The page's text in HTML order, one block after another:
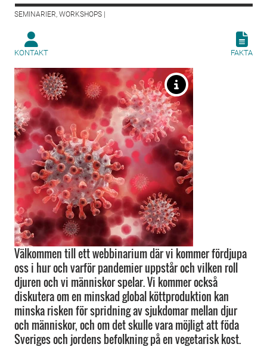
SEMINARIER, WORKSHOPS |
KONTAKT FAKTA
Välkommen till ett webbinarium där vi kommer fördjupa
oss i hur och varför pandemier uppstår och vilken roll
djuren och vi människor spelar. Vi kommer också
diskutera om en minskad global köttproduktion kan
minska risken för spridning av sjukdomar mellan djur
och människor, och om det skulle vara möjligt att föda
Sveriges och jordens befolkning på en vegetarisk kost.